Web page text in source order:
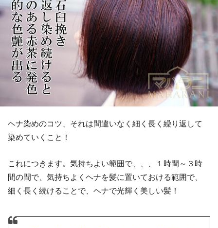
ヘナ染めのコツ、それは間違いなく細く長く繰り返して
染めていくこと！
これにつきます。気持ちよい範囲で、、、１時間～３時
間の間で、気持ちよくヘナを髪に置いておける範囲で、
細く長く続けることで、ヘナで光輝く美しい髪！